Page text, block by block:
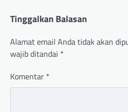
Tinggalkan Balasan
Alamat email Anda tidak akan
wajib ditandai *
Komentar *